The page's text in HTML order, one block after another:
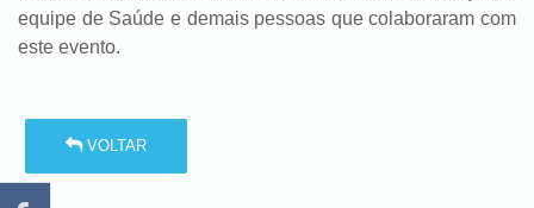
equipe de Saúde e demais pessoas que colaboraram com
este evento.
VOLTAR